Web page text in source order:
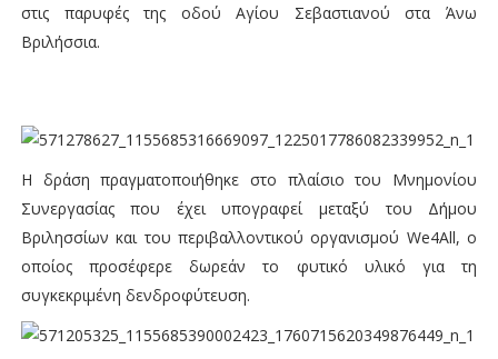
στις παρυφές της οδού Αγίου Σεβαστιανού στα Άνω
Βριλήσσια.
Η δράση πραγματοποιήθηκε στο πλαίσιο του Μνημονίου
Συνεργασίας που έχει υπογραφεί μεταξύ του Δήμου
Βριλησσίων και του περιβαλλοντικού οργανισμού We4All, ο
οποίος προσέφερε δωρεάν το φυτικό υλικό για τη
συγκεκριμένη δενδροφύτευση.